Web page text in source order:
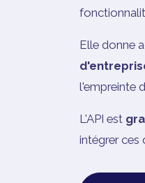
Elle donne
l'empreinte
L'API est
intégrer ces